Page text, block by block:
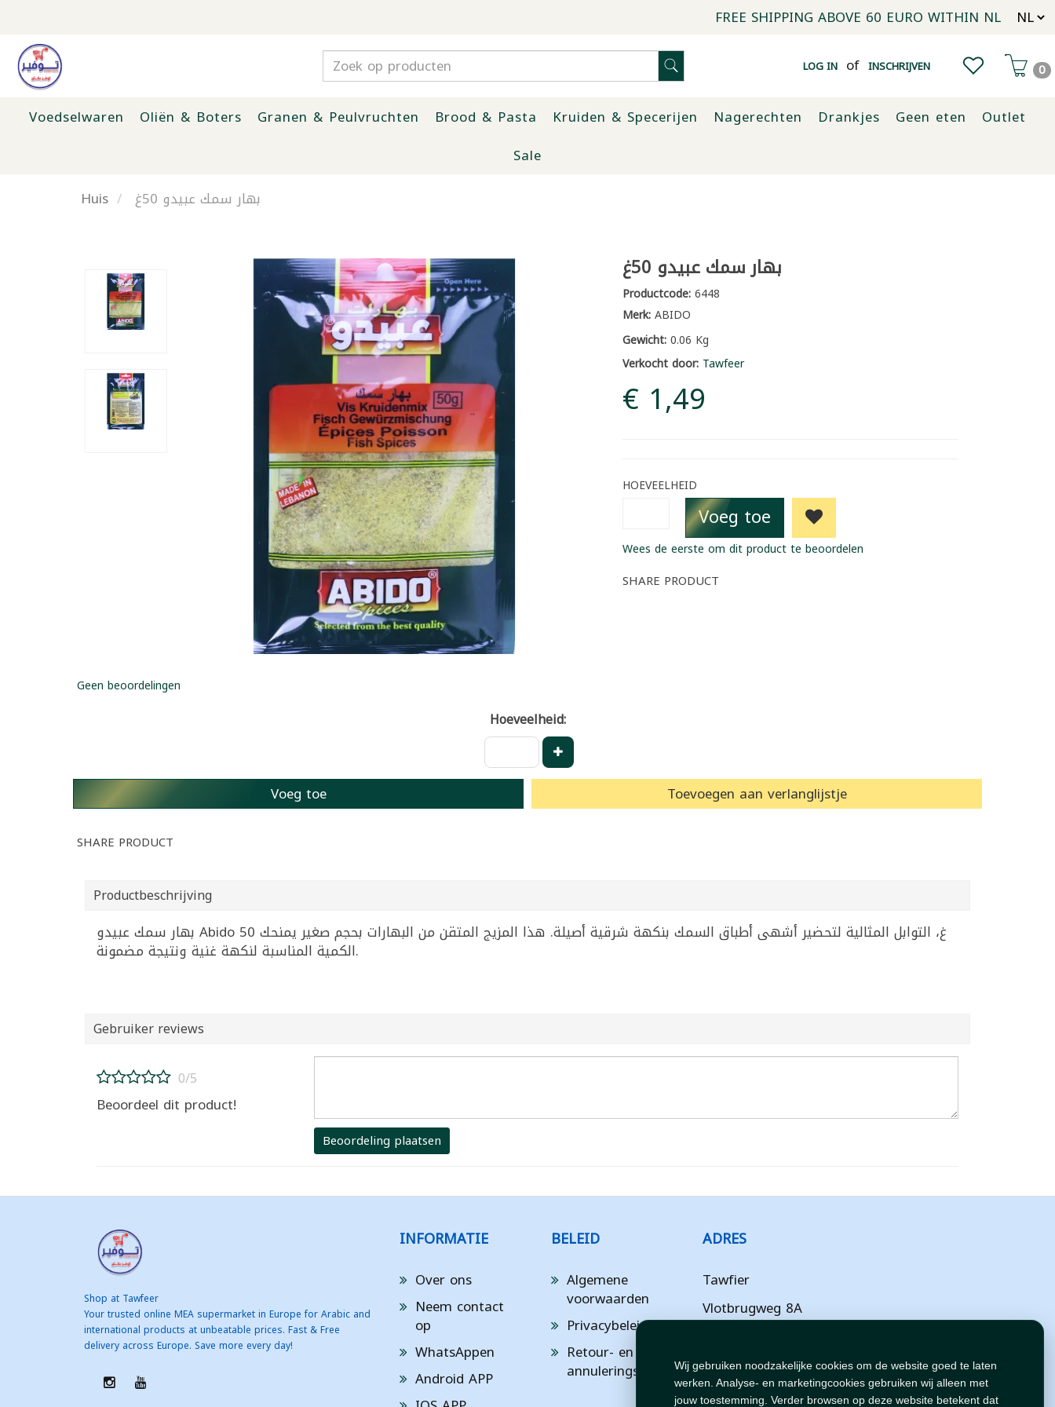
Wij gebruiken noodzakelijke cookies om de website goed te laten
werken. Analyse- en marketingcookies gebruiken wij alleen met
jouw toestemming. Verder browsen op deze website betekent dat
FREE SHIPPING ABOVE 60 EURO WITHIN NL
LOG IN of INSCHRIJVEN 0
Voedselwaren Oliën & Boters Granen & Peulvruchten Brood & Pasta Kruiden & Specerijen Nagerechten Drankjes Geen eten
Outlet
Sale
Huis
بهار سمك عبيدو 50غ
بهار سمك عبيدو 50غ
Productcode:6448
Merk:ABIDO
Gewicht:0.06 Kg
Verkocht door: Tawfeer
€ 1,49
HOEVEELHEID
Voeg toe
Wees de eerste om dit product te beoordelen
SHARE PRODUCT
Geen beoordelingen
Hoeveelheid:
Voeg toe Toevoegen aan verlanglijstje
SHARE PRODUCT
Productbeschrijving
بهار سمك عبيدو Abido 50 غ، التوابل المثالية لتحضير أشهى أطباق السمك بنكهة شرقية أصيلة. هذا المزيج المتقن من البهارات بحجم صغير يمنحك
الكمية المناسبة لنكهة غنية ونتيجة مضمونة.
Gebruiker reviews
0/5
Beoordeel dit product!
Beoordeling plaatsen
Shop at Tawfeer
Your trusted online MEA supermarket in Europe for Arabic and
international products at unbeatable prices. Fast & Free
delivery across Europe. Save more every day!
INFORMATIE
Over ons
Neem contact
op
WhatsAppen
Android APP
BELEID
Algemene
voorwaarden
Privacybeleid
Retour- en
annuleringsbeleid
ADRES
Tawfier
Vlotbrugweg 8A
Flevoland
NL